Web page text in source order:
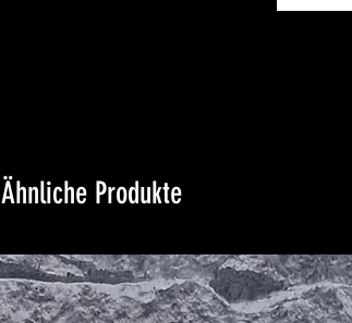
Ähnliche Produkte